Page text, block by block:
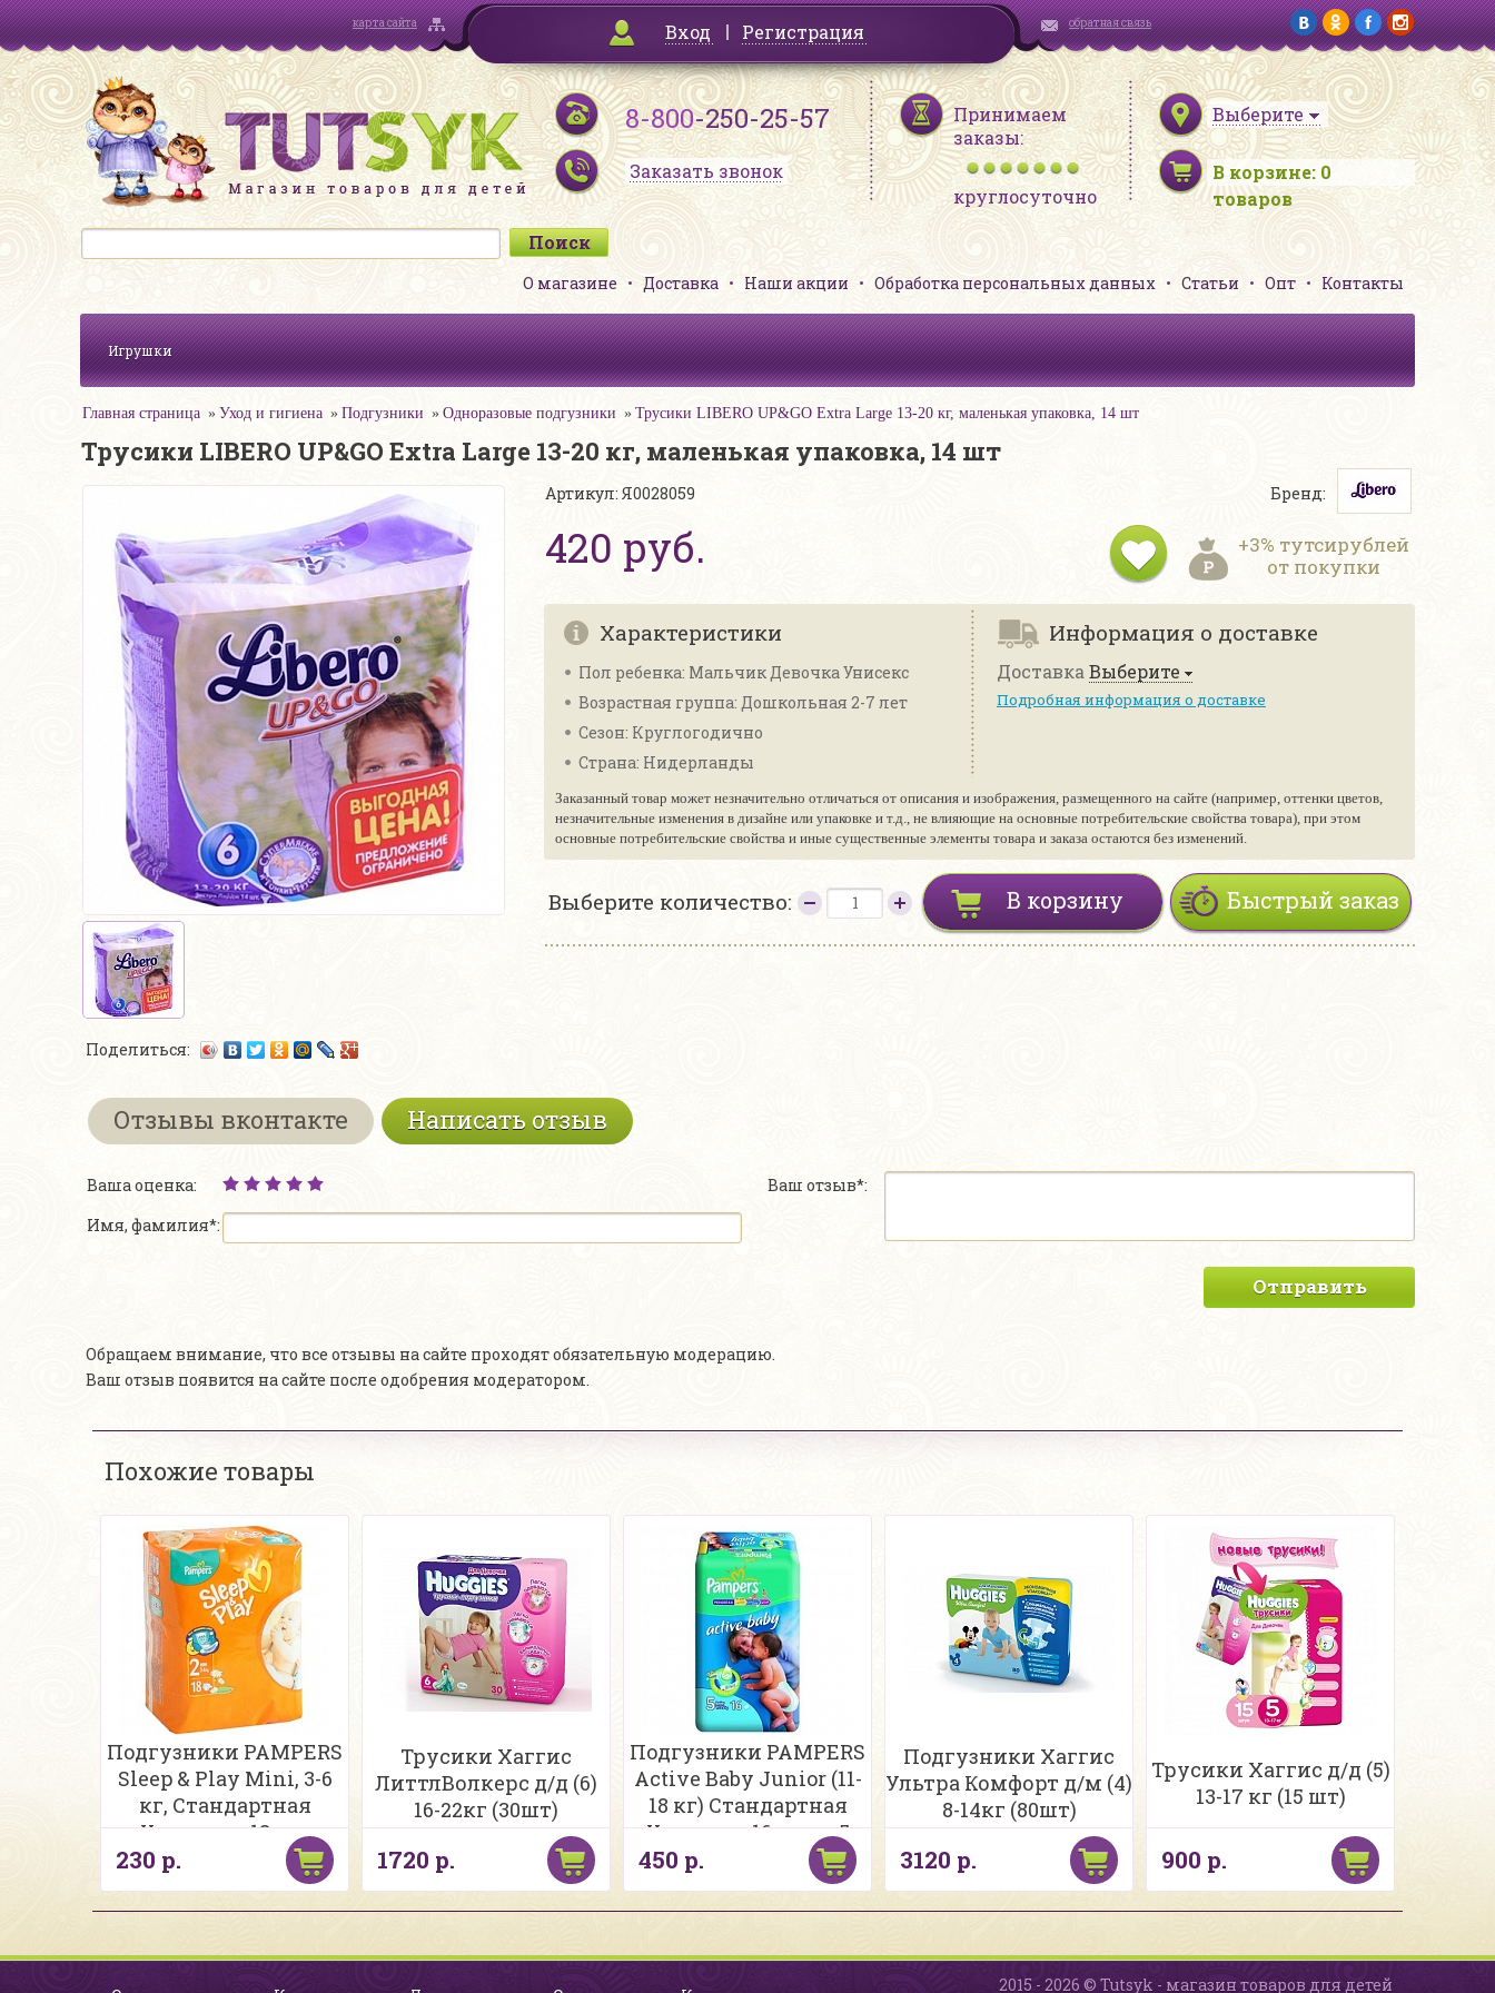
карта сайта Вход Регистрация обратная связь
8-800-250-25-57
Заказать звонок
Принимаем
заказы:
круглосуточно
Выберите
В корзине: 0
товаров
О магазине Доставка Наши акции Обработка персональных данных Статьи Опт Контакты
Игрушки
Главная страница Уход и гигиена Подгузники Одноразовые подгузники Трусики LIBERO UP&GO Extra Large 13-20 кг, маленькая упаковка, 14 шт
Трусики LIBERO UP&GO Extra Large 13-20 кг, маленькая упаковка, 14 шт
Поделиться:
Артикул: Я0028059
420 руб.
Бренд:
+3% тутсирублей
от покупки
Характеристики
Пол ребенка: Мальчик Девочка Унисекс
Возрастная группа: Дошкольная 2-7 лет
Сезон: Круглогодично
Страна: Нидерланды
Информация о доставке
Доставка Выберите
Подробная информация о доставке
Заказанный товар может незначительно отличаться от описания и изображения, размещенного на сайте (например, оттенки цветов,
незначительные изменения в дизайне или упаковке и т.д., не влияющие на основные потребительские свойства товара), при этом
основные потребительские свойства и иные существенные элементы товара и заказа остаются без изменений.
Выберите количество: Быстрый заказ
В корзину
Отзывы вконтакте Написать отзыв
Ваша оценка:
Имя, фамилия*:
Ваш отзыв*:
Отправить
Обращаем внимание, что все отзывы на сайте проходят обязательную модерацию.
Ваш отзыв появится на сайте после одобрения модератором.
Похожие товары
Подгузники PAMPERS
Sleep & Play Mini, 3-6
кг, Стандартная
Упаковка, 18 шт.
230 р.
Трусики Хаггис
ЛиттлВолкерс д/д (6)
16-22кг (30шт)
1720 р.
Подгузники PAMPERS
Active Baby Junior (11-
18 кг) Стандартная
Упаковка 16 шт., р.5
450 р.
Подгузники Хаггис
Ультра Комфорт д/м (4)
8-14кг (80шт)
3120 р.
Трусики Хаггис д/д (5)
13-17 кг (15 шт)
900 р.
2015 - 2026 © Tutsyk - магазин товаров для детей